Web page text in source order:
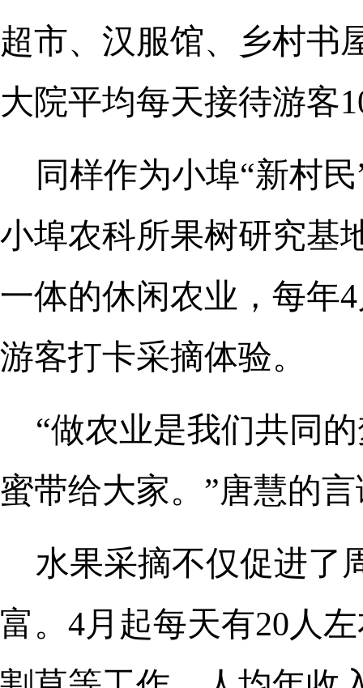
超市、汉服馆、乡村书
大院平均每天接待游客
同样作为小埠“新村
小埠农科所果树研究基
一体的休闲农业，每年
游客打卡采摘体验。
“做农业是我们共同
蜜带给大家。”唐慧的
水果采摘不仅促进了
富。4月起每天有20人